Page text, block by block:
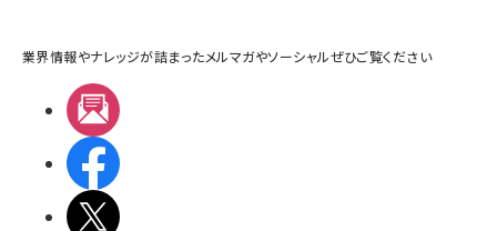
業界情報やナレッジが詰まったメルマガやソーシャルぜひご覧ください